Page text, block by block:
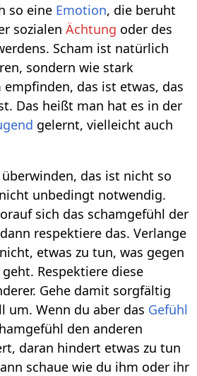
so eine Emotion, die beruht
sozialenÄchtung oder des
Scham ist natürlich
sondern wie stark
empfinden, das ist etwas, das
Das heißt man hat es in der
gelernt, vielleicht auch
überwinden, das ist nicht so
unbedingt notwendig.
sich das schamgefühl der
respektiere das. Verlange
etwas zu tun, was gegen
geht. Respektiere diese
Gehe damit sorgfältig
um. Wenn du aber das Gefühl
den anderen
daran hindert etwas zu tun
schaue wie du ihm oder ihr